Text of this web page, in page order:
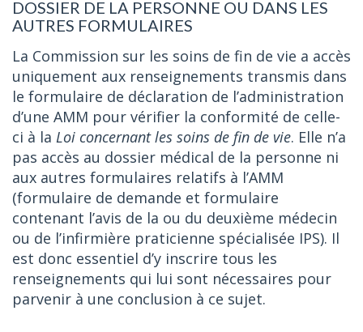
DOSSIER DE LA PERSONNE OU DANS LES
AUTRES FORMULAIRES
La Commission sur les soins de fin de vie a accès
uniquement aux renseignements transmis dans
le formulaire de déclaration de l’administration
d’une AMM pour vérifier la conformité de celle-
ci à la Loi concernant les soins de fin de vie. Elle n’a
pas accès au dossier médical de la personne ni
aux autres formulaires relatifs à l’AMM
(formulaire de demande et formulaire
contenant l’avis de la ou du deuxième médecin
ou de l’infirmière praticienne spécialisée IPS). Il
est donc essentiel d’y inscrire tous les
renseignements qui lui sont nécessaires pour
parvenir à une conclusion à ce sujet.